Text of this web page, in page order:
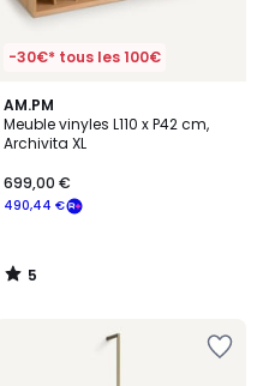
-30€* tous les 100€
AM.PM
Meuble vinyles L110 x P42 cm,
Archivita XL
490,44 €
699,00 €
5
/
5
5
/